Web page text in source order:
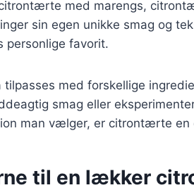
med marengs,
sin egen unikke smag og
personlige favorit.
med forskellige
smag eller
man vælger, er citrontærte
til en lækker